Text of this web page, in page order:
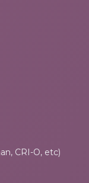
CRI-O, etc)